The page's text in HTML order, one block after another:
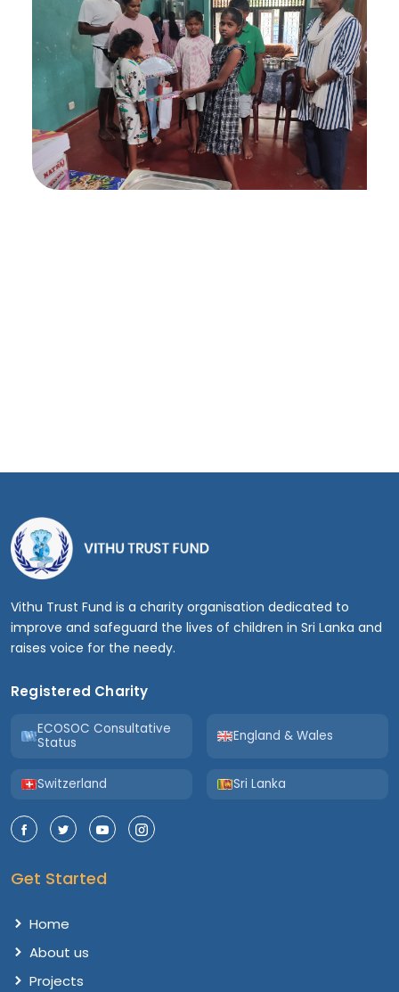
Vithu Trust Fund is a charity organisation dedicated to
improve and safeguard the lives of children in Sri Lanka and
raises voice for the needy.
Registered Charity
ECOSOC Consultative
Status
England & Wales
Switzerland Sri Lanka
Get Started
Home
About us
Projects